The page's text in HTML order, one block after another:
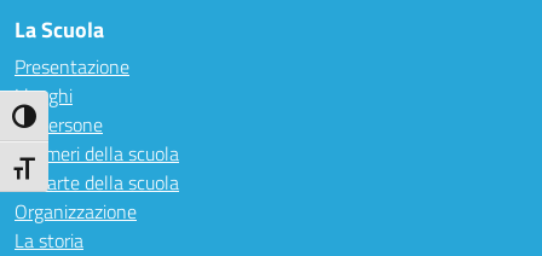
Attiva/disattiva alto contrasto
Attiva/disattiva dimensione testo
La Scuola
Presentazione
I luoghi
Le persone
I numeri della scuola
Le carte della scuola
Organizzazione
La storia